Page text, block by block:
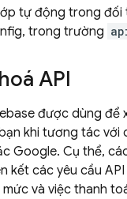
tự động trong đối
trong trường
API
được dùng để
khi tương tác với
Google. Cụ thể,
kết các yêu cầu
và việc thanh